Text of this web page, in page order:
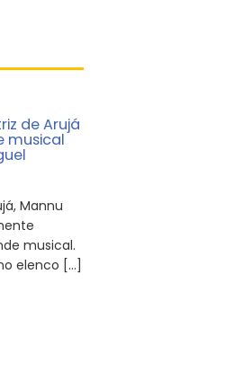
de Arujá
musical
Mannu
musical.
elenco […]